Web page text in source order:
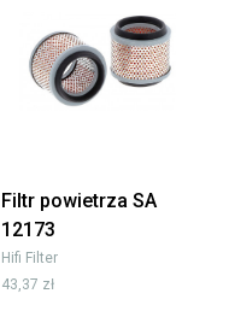
Filtr powietrza SA
12173
Hifi Filter
43,37 zł